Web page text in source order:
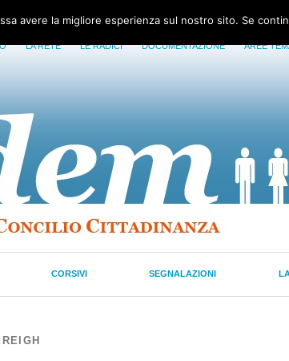
LA RETE LE RADICI DOCUMENTAZIONE AREE
CORSIVI SEGNALAZIONI
avere la migliore esperienza sul nostro sito. Se